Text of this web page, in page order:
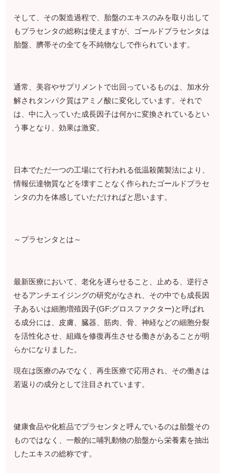
そして、その製造過程で、胎盤のエキスのみを取り出して
もプラセンタの総称は使えますが、ゴールドプラセンタは
胎盤、臍帯その全てを不純物なしで作られています。
通常、美容やサプリメントで出回っているものは、加水分
解されタンパク質はアミノ酸に変化しています。それで
は、中に入っていた成長因子は何かに変換されているとい
う事となり、効果は激変。
日本でただ一つの工場にて行われる低温殺菌製法により、
情報伝達物質などを壊すことなく作られたゴールドプラセ
ンタの力を体感していただければと思います。
～プラセンタとは～
最新医療において、老化を遅らせること、止める、逆行さ
せるアンチエイジングの研究がなされ、その中でも成長因
子あるいは細胞増殖因子(GF:グロスファクター)と呼ばれ
る成分には、皮膚、臓器、筋肉、骨、神経などの細胞分裂
を活性化させ、組織を修復再生させる働きがあることが明
らかになりました。
現在は医療のみでなく、再生医療で応用され、その働きは
若返りの成分として注目されています。
健康食品や化粧品でプラセンタと呼んでいるのは胎盤その
ものではなく、一般的に哺乳動物の胎盤から栄養素を抽出
したエキスの総称です。